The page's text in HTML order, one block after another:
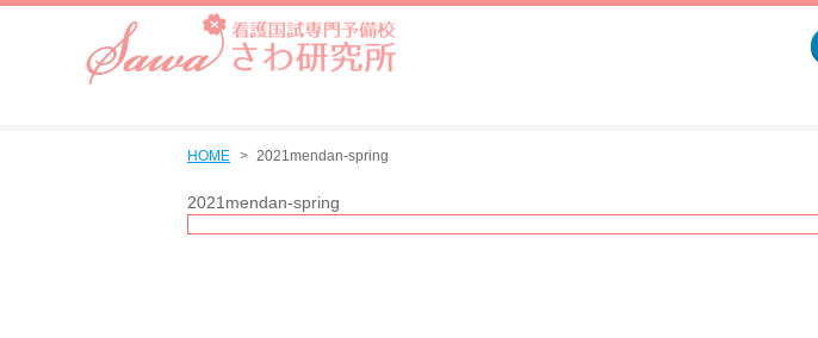
HOME 2021mendan-spring
2021mendan-spring